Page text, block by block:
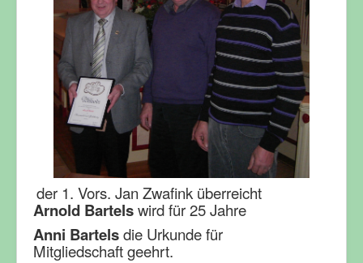
der 1. Vors. Jan Zwafink überreicht
Arnold Bartelswird für 25 Jahre
Anni Bartelsdie Urkunde für
Mitgliedschaft geehrt.